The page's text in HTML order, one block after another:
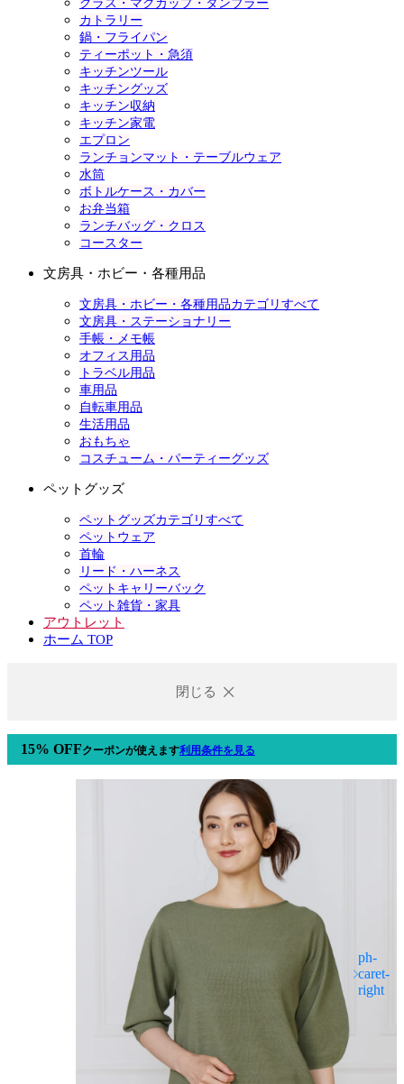
グラス・マグカップ・タンブラー
カトラリー
鍋・フライパン
ティーポット・急須
キッチンツール
キッチングッズ
キッチン収納
キッチン家電
エプロン
ランチョンマット・テーブルウェア
水筒
ボトルケース・カバー
お弁当箱
ランチバッグ・クロス
コースター
文房具・ホビー・各種用品
文房具・ホビー・各種用品カテゴリすべて
文房具・ステーショナリー
手帳・メモ帳
オフィス用品
トラベル用品
車用品
自転車用品
生活用品
おもちゃ
コスチューム・パーティーグッズ
ペットグッズ
ペットグッズカテゴリすべて
ペットウェア
首輪
リード・ハーネス
ペットキャリーバック
ペット雑貨・家具
アウトレット
ホーム TOP
閉じる
15% OFFクーポンが使えます利用条件を見る